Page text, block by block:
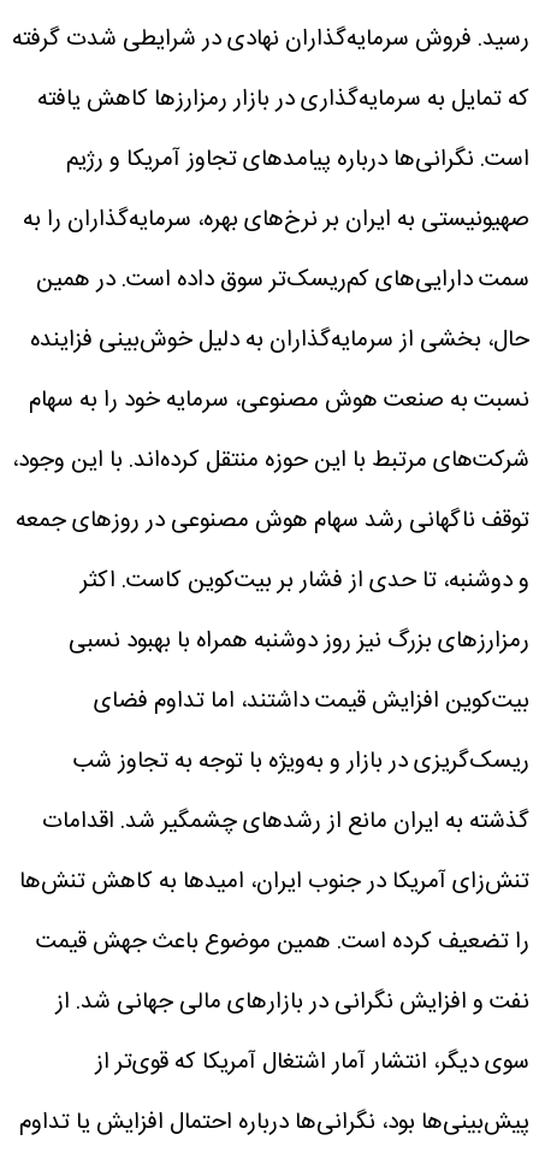
رسید. فروش سرمایه‌گذاران نهادی در شرایطی شدت گرفته
که تمایل به سرمایه‌گذاری در بازار رمزارزها کاهش یافته
است. نگرانی‌ها درباره پیامدهای تجاوز آمریکا و رژیم
صهیونیستی به ایران بر نرخ‌های بهره، سرمایه‌گذاران را به
سمت دارایی‌های کم‌ریسک‌تر سوق داده است.در همین
حال، بخشی از سرمایه‌گذاران به دلیل خوش‌بینی فزاینده
نسبت به صنعت هوش مصنوعی، سرمایه خود را به سهام
شرکت‌های مرتبط با این حوزه منتقل کرده‌اند. با این وجود،
توقف ناگهانی رشد سهام هوش مصنوعی در روزهای جمعه
و دوشنبه، تا حدی از فشار بر بیت‌کوین کاست. اکثر
رمزارزهای بزرگ نیز روز دوشنبه همراه با بهبود نسبی
بیت‌کوین افزایش قیمت داشتند، اما تداوم فضای
ریسک‌گریزی در بازار و به‌ویژه با توجه به تجاوز شب
گذشته به ایران مانع از رشدهای چشمگیر شد. اقدامات
تنش‌زای آمریکا در جنوب ایران، امیدها به کاهش تنش‌ها
را تضعیف کرده است. همین موضوع باعث جهش قیمت
نفت و افزایش نگرانی در بازارهای مالی جهانی شد. از
سوی دیگر، انتشار آمار اشتغال آمریکا که قوی‌تر از
پیش‌بینی‌ها بود، نگرانی‌ها درباره احتمال افزایش یا تداوم